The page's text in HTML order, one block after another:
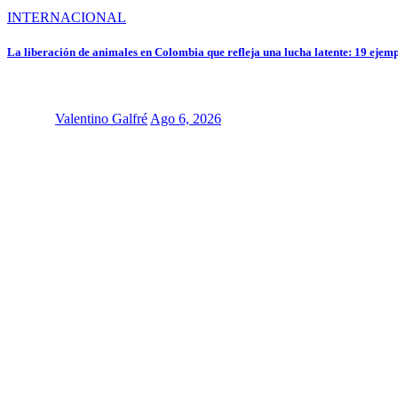
INTERNACIONAL
La liberación de animales en Colombia que refleja una lucha latente: 19
Valentino GalfréAgo 6, 2026